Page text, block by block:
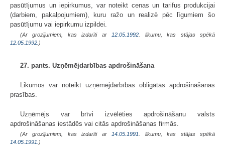
pasūtījumus un iepirkumus, var noteikt cenas un tarifus produkcijai
(darbiem, pakalpojumiem), kuru ražo un realizē pēc līgumiem šo
pasūtījumu vai iepirkumu izpildei.
(Ar grozījumiem, kas izdarīti ar 12.05.1992 . likumu, kas stājas spēkā
12.05.1992. )
27. pants. Uzņēmējdarbības apdrošināšana
Likumos var noteikt uzņēmējdarbības obligātās apdrošināšanas
prasības.
Uzņēmējs var brīvi izvēlēties apdrošināšanu valsts
apdrošināšanas iestādēs vai citās apdrošināšanas firmās.
(Ar grozījumiem, kas izdarīti ar 14.05.1991
. likumu, kas stājas spēkā
14.05.1991. )